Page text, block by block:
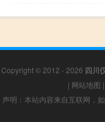
Copyright © 2012 - 2026 四川
| 网站地图 |
声明：本站内容来自互联网，